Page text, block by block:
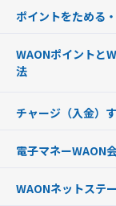
ポイントをためる
ポイントの有効期限
WAONポイントと
法
チャージ（入金）
現金でチャージする
銀行口座・ATMから
電子マネーWAON
WAON POINTサー
WAONネットステ